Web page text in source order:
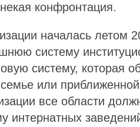
конфронтация.
началась летом
систему
систему, которая
или
все области
интернатных